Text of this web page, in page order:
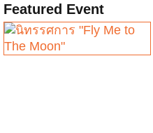
Featured Event